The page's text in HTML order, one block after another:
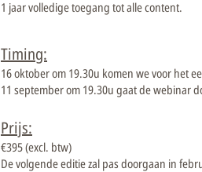
1 jaar volledige toegang tot alle content.​
Timing:
16 oktober om 19.30u komen we voor het
11 september om 19.30u gaat de webinar
Prijs:
€395 (excl. btw)
De volgende editie zal pas doorgaan in